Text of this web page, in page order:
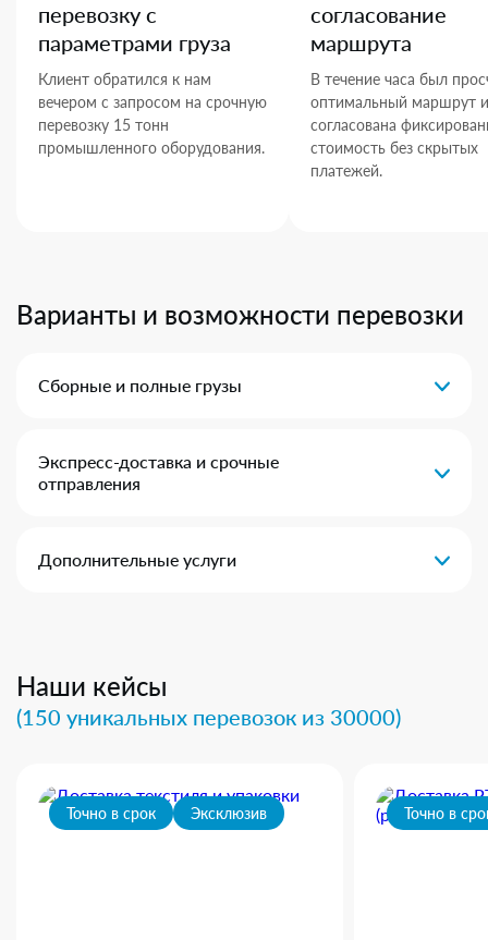
перевозку с
параметрами груза
Клиент обратился к нам
вечером с запросом на срочную
перевозку 15 тонн
промышленного оборудования.
согласование
маршрута
В течение часа был
оптимальный маршрут и
согласована
стоимость без скрытых
платежей.
Варианты и возможности перевозки
Сборные и полные грузы
Экспресс-доставка и срочные
отправления
Дополнительные услуги
Наши кейсы
(150 уникальных перевозок из 30000)
Точно в срок Эксклюзив Точно в